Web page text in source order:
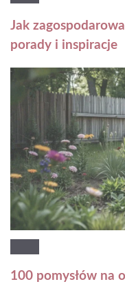
Jak
porady i inspiracje
100 pomysłów na